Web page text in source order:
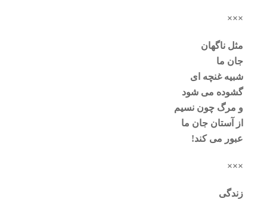
×××
مثل ناگهان
جان ما
شبیه غنچه ای
گشوده می شود
و مرگ چون نسیم
از آستان جان ما
عبور می کند!
×××
زندگی